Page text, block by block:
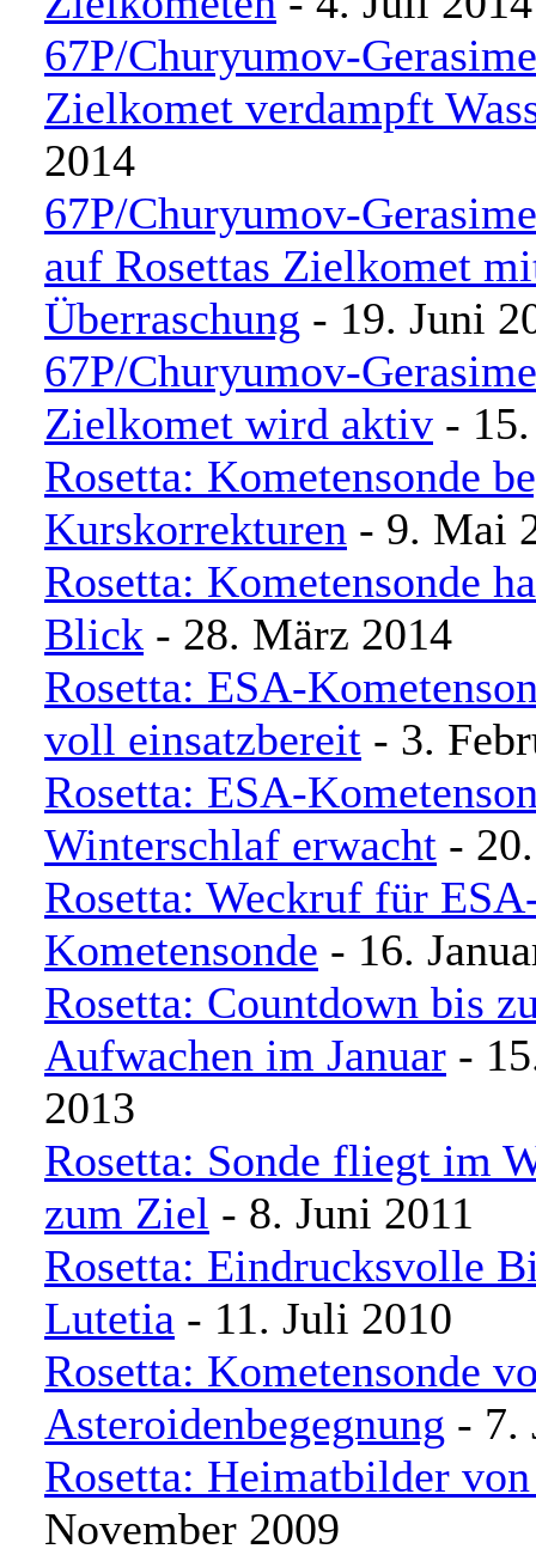
67P/Churyumov-
Zielkomet verdampft
2014
67P/Churyumov-
auf Rosettas Zielkomet
Überraschung - 19. Juni
67P/Churyumov-
Zielkomet wird aktiv -
Rosetta: Kometensonde
Kurskorrekturen - 9. Mai
Rosetta: Kometensonde
Blick - 28. März 2014
Rosetta: ESA-
voll einsatzbereit - 3.
Rosetta: ESA-
Winterschlaf erwacht -
Rosetta: Weckruf für
Kometensonde - 16.
Rosetta: Countdown bis
Aufwachen im Januar -
2013
Rosetta: Sonde fliegt im
zum Ziel - 8. Juni 2011
Rosetta: Eindrucksvolle
Lutetia - 11. Juli 2010
Rosetta: Kometensonde
Asteroidenbegegnung - 7.
Rosetta: Heimatbilder
November 2009